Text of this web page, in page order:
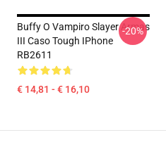
Buffy O Vampiro Slayer Armas
III Caso Tough IPhone
RB2611
€ 14,81 - € 16,10
-20%